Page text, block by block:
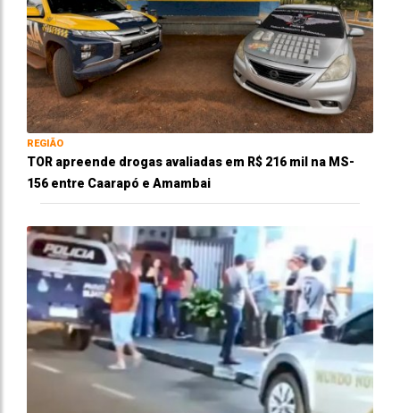
REGIÃO
TOR apreende drogas avaliadas em R$ 216 mil na MS-
156 entre Caarapó e Amambai